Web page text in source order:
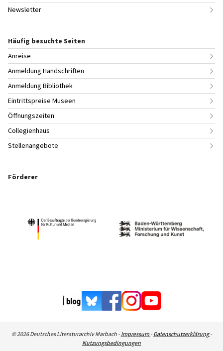
Newsletter
Häufig besuchte Seiten
Anreise
Anmeldung Handschriften
Anmeldung Bibliothek
Eintrittspreise Museen
Öffnungszeiten
Collegienhaus
Stellenangebote
Förderer
© 2026 Deutsches Literaturarchiv Marbach - Impressum - Datenschutzerklärung-
Nutzungsbedingungen